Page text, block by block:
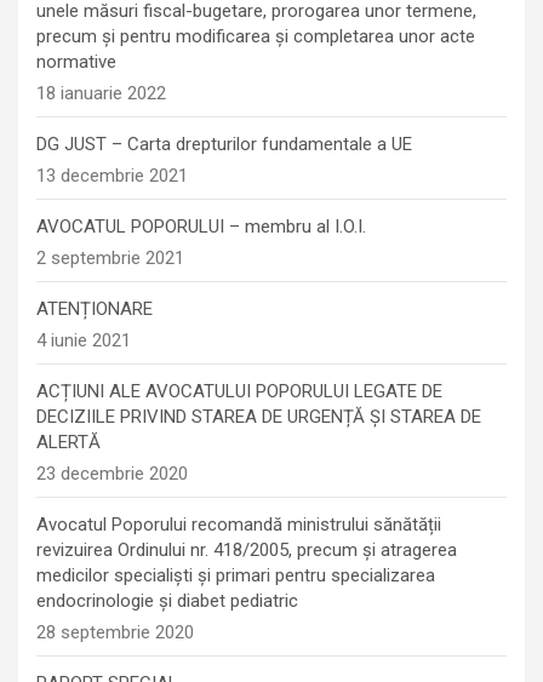
unele măsuri fiscal-bugetare, prorogarea unor termene,
precum şi pentru modificarea şi completarea unor acte
normative
18 ianuarie 2022
DG JUST – Carta drepturilor fundamentale a UE
13 decembrie 2021
AVOCATUL POPORULUI – membru al I.O.I.
2 septembrie 2021
ATENȚIONARE
4 iunie 2021
ACȚIUNI ALE AVOCATULUI POPORULUI LEGATE DE
DECIZIILE PRIVIND STAREA DE URGENȚĂ ȘI STAREA DE
ALERTĂ
23 decembrie 2020
Avocatul Poporului recomandă ministrului sănătății
revizuirea Ordinului nr. 418/2005, precum și atragerea
medicilor specialiști și primari pentru specializarea
endocrinologie şi diabet pediatric
28 septembrie 2020